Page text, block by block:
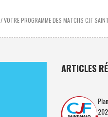
/VOTRE PROGRAMME DES MATCHS CJF
ARTICLES